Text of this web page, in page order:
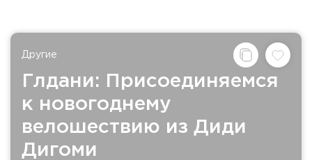
Другие
Глдани: Присоединяемся
к новогоднему
велошествию из Диди
Дигоми